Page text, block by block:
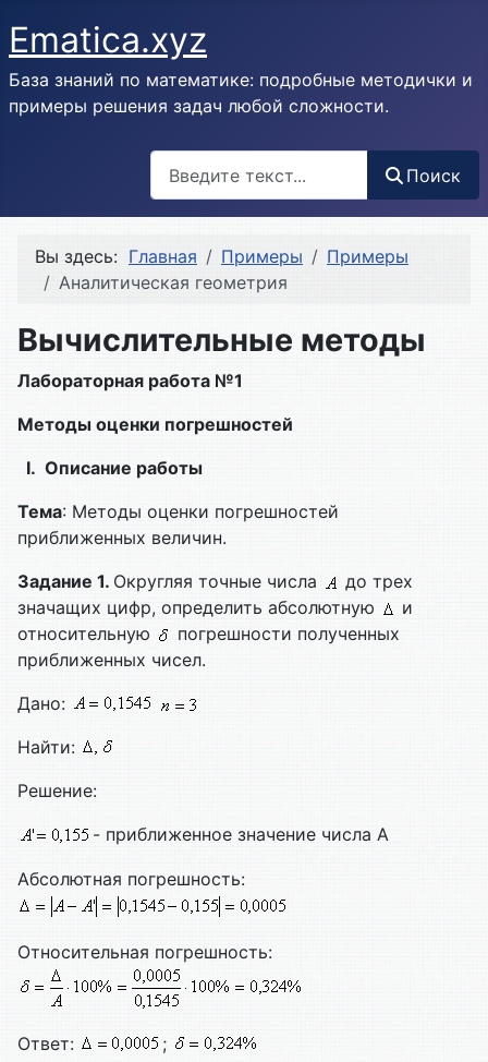
Ematica.xyz
База знаний по математике: подробные методички и
примеры решения задач любой сложности.
Поиск
Вы здесь: Главная Примеры
Примеры
Аналитическая геометрия
Вычислительные методы
Лабораторная работа №1
Методы оценки погрешностей
I. Описание работы
Тема: Методы оценки погрешностей
приближенных величин.
Задание 1. Округляя точные числа
до трех
значащих цифр, определить абсолютную
и
относительную
погрешности полученных
приближенных чисел.
Дано:
Найти:
Решение:
- приближенное значение числа A
Абсолютная погрешность:
Относительная погрешность:
Ответ: ;